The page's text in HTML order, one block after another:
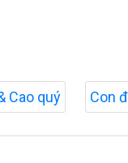
Cao quý Con